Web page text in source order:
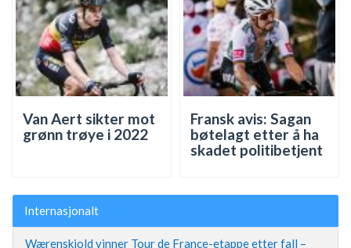
Van Aert sikter mot
grønn trøye i 2022
Fransk avis: Sagan
bøtelagt etter å ha
skadet politibetjent
Internasjonalt
Wærenskjold vinner Tour de France-etappe etter fall –